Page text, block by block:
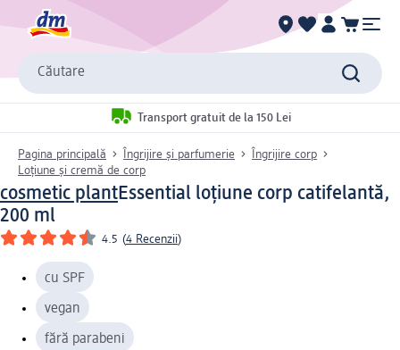
Căutare
Transport gratuit de la 150 Lei
Pagina principală Îngrijire și parfumerie
Îngrijire corp
Loțiune și cremă de corp
cosmetic plantEssential loțiune corp catifelantă,
200 ml
4.5 (4 Recenzii)
cu SPF
vegan
fără parabeni